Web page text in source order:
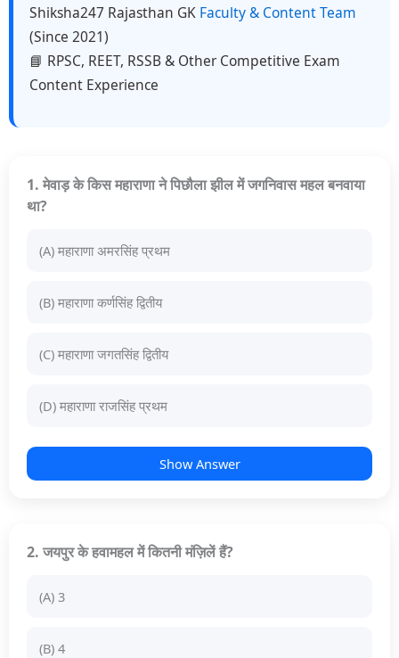
Shiksha247 Rajasthan GK Faculty & Content Team
(Since 2021)
📘 RPSC, REET, RSSB & Other Competitive Exam
Content Experience
1. मेवाड़ के किस महाराणा ने पिछौला झील में जगनिवास महल बनवाया
था?
(A) महाराणा अमरसिंह प्रथम
(B) महाराणा कर्णसिंह द्वितीय
(C) महाराणा जगतसिंह द्वितीय
(D) महाराणा राजसिंह प्रथम
Show Answer
2. जयपुर के हवामहल में कितनी मंज़िलें हैं?
(A) 3
(B) 4